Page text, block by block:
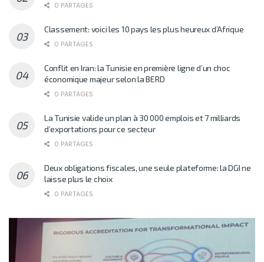
0 PARTAGES
Classement: voici les 10 pays les plus heureux d’Afrique
0 PARTAGES
Conflit en Iran: la Tunisie en première ligne d’un choc
économique majeur selon la BERD
0 PARTAGES
La Tunisie valide un plan à 30 000 emplois et 7 milliards
d’exportations pour ce secteur
0 PARTAGES
Deux obligations fiscales, une seule plateforme: la DGI ne
laisse plus le choix
0 PARTAGES